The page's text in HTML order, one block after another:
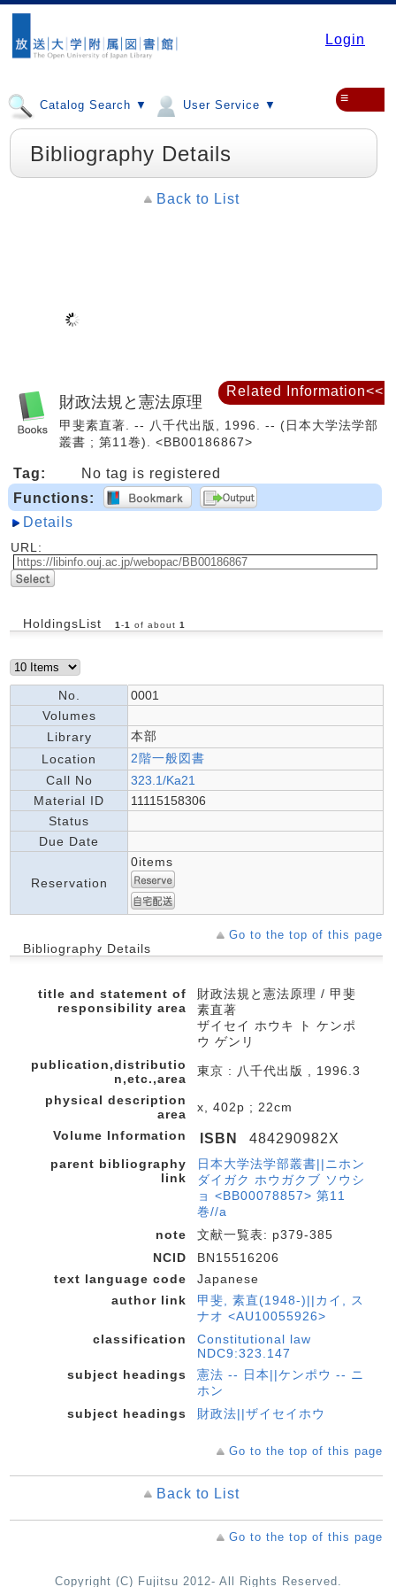
Login
Catalog Search ▼ User Service ▼ ≡
Bibliography Details
Back to List
財政法規と憲法原理
甲斐素直著. -- 八千代出版, 1996. -- (日本大学法学部
叢書 ; 第11巻). <BB00186867>
Tag:
No tag is registered
Functions:
Details
URL:
HoldingsList 1 -1 of about 1
No.
0001
Volumes
Library
本部
Location
2階一般図書
Call No
323.1/Ka21
Material ID
11115158306
Status
Due Date
Reservation
0items
Go to the top of this page
Bibliography Details
title and statement of
responsibility area
財政法規と憲法原理 / 甲斐
素直著
ザイセイ ホウキ ト ケンポ
ウ ゲンリ
publication,distributio
n,etc.,area
東京 : 八千代出版 , 1996.3
physical description
area
x, 402p ; 22cm
Volume Information
ISBN 484290982X
parent bibliography
link
日本大学法学部叢書||ニホン
ダイガク ホウガクブ ソウシ
ョ <BB00078857> 第11
巻//a
note
文献一覧表: p379-385
NCID
BN15516206
text language code
Japanese
author link
甲斐, 素直(1948-)||カイ, ス
ナオ <AU10055926>
classification
Constitutional law
NDC9:323.147
subject headings
憲法 -- 日本||ケンポウ -- ニ
ホン
subject headings
財政法||ザイセイホウ
Go to the top of this page
Back to List
Go to the top of this page
Related Information<<
Copyright (C) Fujitsu 2012- All Rights Reserved.